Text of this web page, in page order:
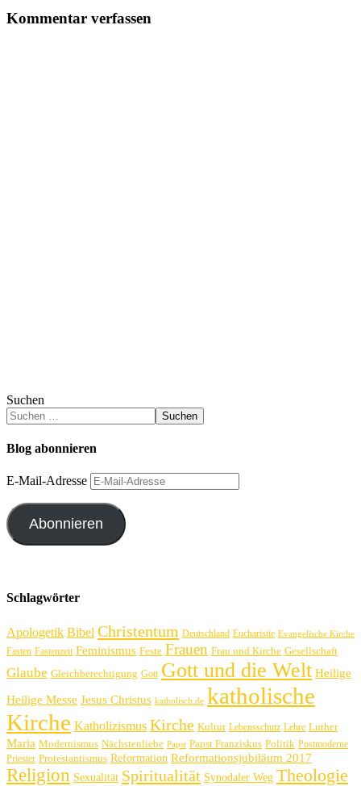
Kommentar verfassen
Suchen
Suchen
Blog abonnieren
E-Mail-Adresse
Abonnieren
Schlagwörter
Apologetik Bibel Christentum Deutschland Eucharistie Evangelische Kirche
Fasten Fastenzeit Feminismus Feste Frauen Frau und Kirche Gesellschaft
Glaube Gleichberechtigung Gott Gott und die Welt Heilige
Heilige Messe Jesus Christus katholisch.de katholische
Kirche Katholizismus Kirche Kultur Lebensschutz Lehre Luther
Maria Modernismus Nächstenliebe Papst Papst Franziskus Politik Postmoderne
Priester Protestantismus Reformation Reformationsjubiläum 2017
Religion Sexualität Spiritualität Synodaler Weg Theologie